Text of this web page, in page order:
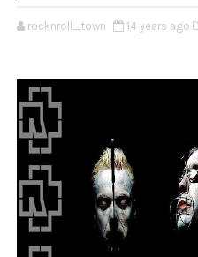
rocknroll_town 14 years ago